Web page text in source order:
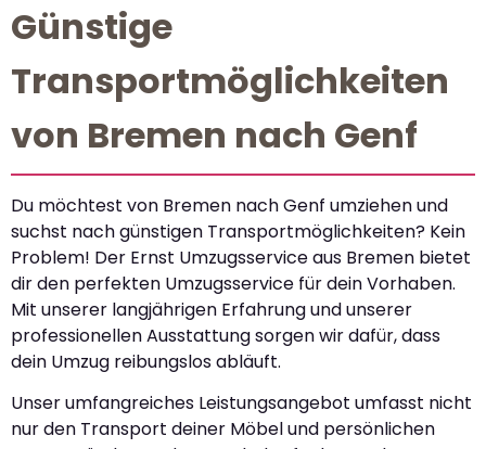
Günstige
Transportmöglichkeiten
von Bremen nach Genf
Du möchtest von Bremen nach Genf umziehen und
suchst nach günstigen Transportmöglichkeiten? Kein
Problem! Der Ernst Umzugsservice aus Bremen bietet
dir den perfekten Umzugsservice für dein Vorhaben.
Mit unserer langjährigen Erfahrung und unserer
professionellen Ausstattung sorgen wir dafür, dass
dein Umzug reibungslos abläuft.
Unser umfangreiches Leistungsangebot umfasst nicht
nur den Transport deiner Möbel und persönlichen